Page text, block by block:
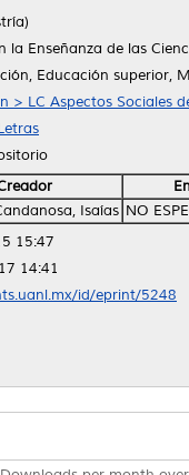
la Enseñanza de las
Educación superior,
> LC Aspectos Sociales
Isaías NO
15:47
14:41
id/eprint/5248